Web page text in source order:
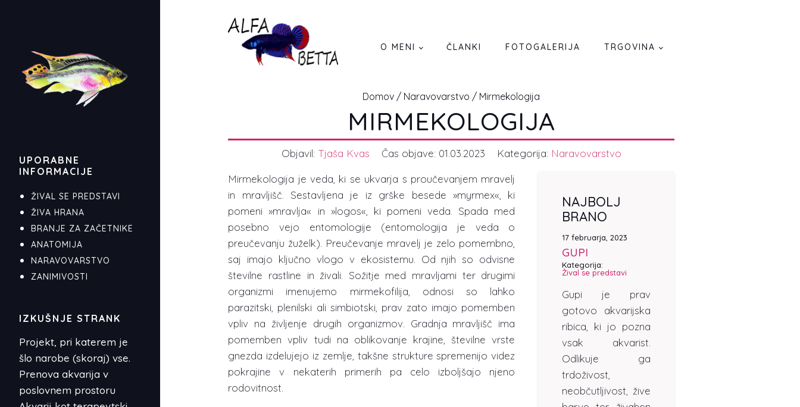
UPORABNE
INFORMACIJE
ŽIVAL SE PREDSTAVI
ŽIVA HRANA
BRANJE ZA ZAČETNIKE
ANATOMIJA
NARAVOVARSTVO
ZANIMIVOSTI
IZKUŠNJE STRANK
Projekt, pri katerem je
šlo narobe (skoraj) vse.
Prenova akvarija v
poslovnem prostoru
O MENI ČLANKI FOTOGALERIJA TRGOVINA
Domov / Naravovarstvo / Mirmekologija
MIRMEKOLOGIJA
Objavil: Tjaša Kvas Čas objave: 01.03.2023 Kategorija: Naravovarstvo
Mirmekologija je veda, ki se ukvarja s proučevanjem mravelj
in mravljišč. Sestavljena je iz grške besede »myrmex«, ki
pomeni »mravlja« in »logos«, ki pomeni veda. Spada med
posebno vejo entomologije (entomologija je veda o
preučevanju žuželk). Preučevanje mravelj je zelo pomembno,
saj imajo ključno vlogo v ekosistemu. Od njih so odvisne
številne rastline in živali. Sožitje med mravljami ter drugimi
organizmi imenujemo mirmekofilija, odnosi so lahko
parazitski, plenilski ali simbiotski, prav zato imajo pomemben
vpliv na življenje drugih organizmov. Gradnja mravljišč ima
pomemben vpliv tudi na oblikovanje krajine, številne vrste
gnezda izdelujejo iz zemlje, takšne strukture spremenijo videz
pokrajine v nekaterih primerih pa celo izboljšajo njeno
rodovitnost.
NAJBOLJ
BRANO
17 februarja, 2023
GUPI
Kategorija:
Žival se predstavi
Gupi je prav
gotovo akvarijska
ribica, ki jo pozna
vsak akvarist.
Odlikuje ga
trdoživost,
neobčutljivost, žive